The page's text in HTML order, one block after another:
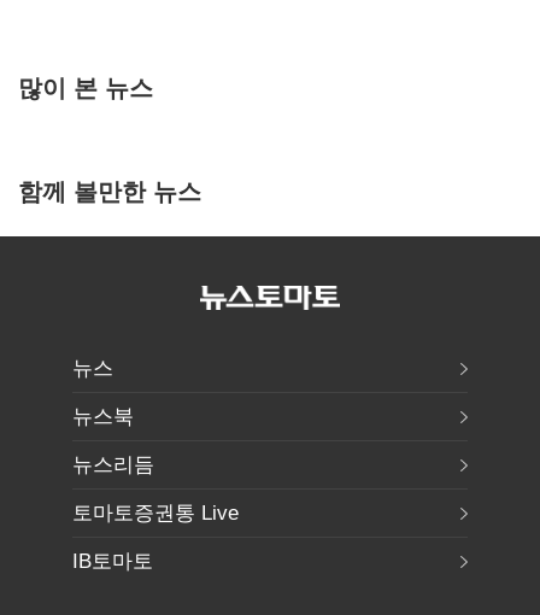
많이 본 뉴스
함께 볼만한 뉴스
뉴스
뉴스북
뉴스리듬
토마토증권통 Live
IB토마토